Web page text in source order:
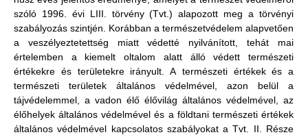
szóló 1996. évi LIII. törvény (Tvt.) alapozott meg a törvényi
szabályozás szintjén. Korábban a természetvédelem alapvetően
a veszélyeztetettség miatt védetté nyilvánított, tehát mai
értelemben a kiemelt oltalom alatt álló védett természeti
értékekre és területekre irányult. A természeti értékek és a
természeti területek általános védelmével, azon belül a
tájvédelemmel, a vadon élő élővilág általános védelmével, az
élőhelyek általános védelmével és a földtani természeti értékek
általános védelmével kapcsolatos szabályokata Tvt. II. Része